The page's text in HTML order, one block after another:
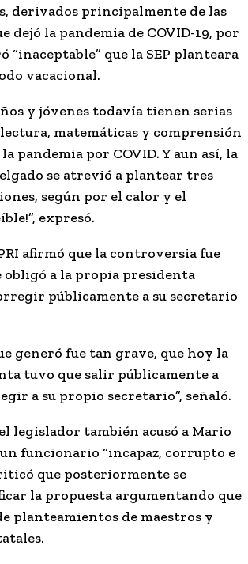
derivados principalmente de las
dejó la pandemia de COVID-19, por
“inaceptable” que la SEP planteara
vacacional.
y jóvenes todavía tienen serias
matemáticas y comprensión
pandemia por COVID. Y aun así, la
se atrevió a plantear tres
según por el calor y el
expresó.
afirmó que la controversia fue
obligó a la propia presidenta
públicamente a su secretario
generó fue tan grave, que hoy la
tuvo que salir públicamente a
a su propio secretario”, señaló.
legislador también acusó a Mario
funcionario “incapaz, corrupto e
que posteriormente se
la propuesta argumentando que
planteamientos de maestros y